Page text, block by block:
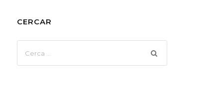
CERCAR